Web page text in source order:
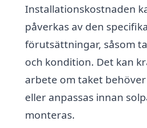
Installationskostnaden
påverkas av den
förutsättningar, såsom
och kondition. Det kan
arbete om taket
eller anpassas innan
monteras.